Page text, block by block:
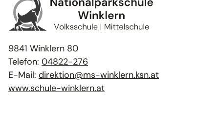
9841 Winklern 80
Telefon: 04822-276
E-Mail: direktion@ms-winklern.ksn.at
www.schule-winklern.at